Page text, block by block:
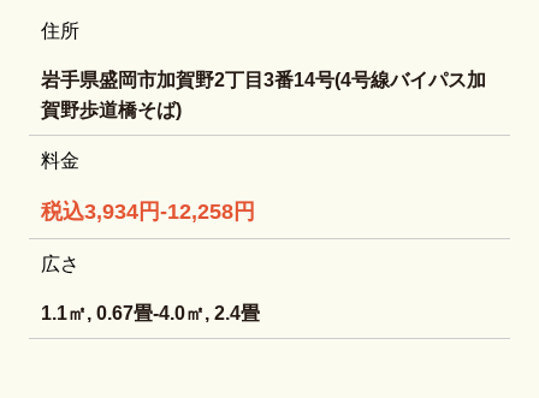
住所
岩手県盛岡市加賀野2丁目3番14号(4号線バイパス加
賀野歩道橋そば)
料金
税込3,934円-12,258円
広さ
1.1㎡, 0.67畳-4.0㎡, 2.4畳